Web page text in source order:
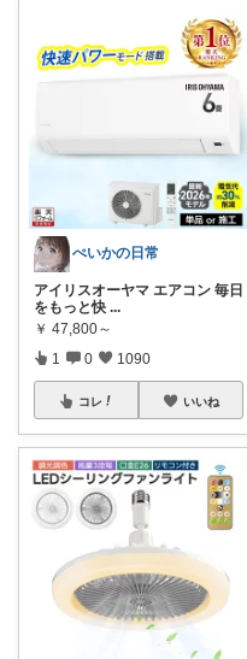
ぺいかの日常
アイリスオーヤマ エアコン 毎日
をもっと快 ...
￥ 47,800～
1 0 1090
コレ いいね